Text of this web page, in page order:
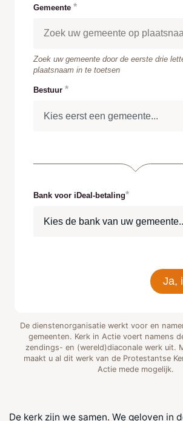
Gemeente
Type 3 or more characters for
Zoek uw gemeente door de eerste drie
plaatsnaam in te toetsen
Bestuur
Bank voor iDeal-betaling
Ja,
De dienstenorganisatie werkt voor en
gemeenten. Kerk in Actie voert namens
zendings- en (wereld)diaconale werk uit.
maakt u al dit werk van de Protestantse
Actie mede mogelijk.
De kerk zijn we samen. We geloven in